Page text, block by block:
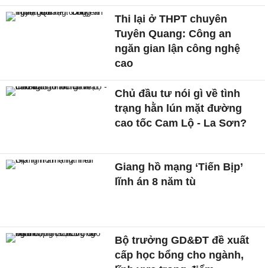
Thi lại ở THPT chuyên
Tuyên Quang: Công an
ngăn gian lận công nghệ
cao
Chủ đầu tư nói gì về tình
trạng hằn lún mặt đường
cao tốc Cam Lộ - La Sơn?
Giang hồ mạng ‘Tiến Bịp’
lĩnh án 8 năm tù
Bộ trưởng GD&ĐT đề xuất
cấp học bổng cho ngành,